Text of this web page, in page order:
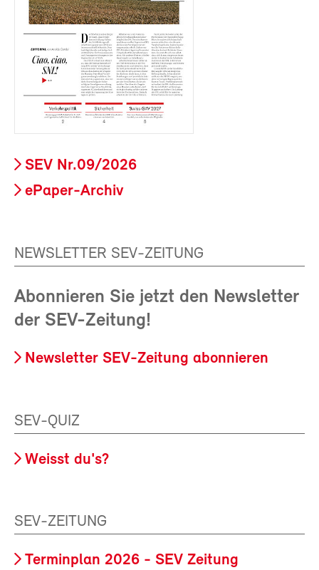
SEV Nr.09/2026
ePaper-Archiv
NEWSLETTER SEV-ZEITUNG
Abonnieren Sie jetzt den Newsletter
der SEV-Zeitung!
Newsletter SEV-Zeitung abonnieren
SEV-QUIZ
Weisst du's?
SEV-ZEITUNG
Terminplan 2026 - SEV Zeitung